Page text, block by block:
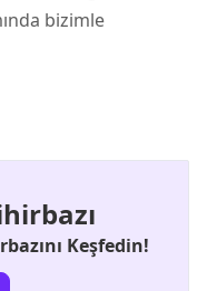
bizimle
Keşfedin!